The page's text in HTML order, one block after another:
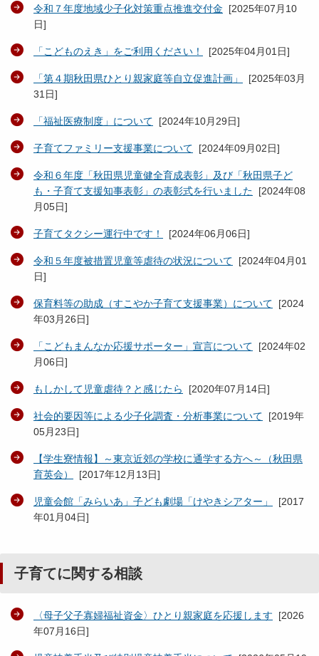
令和７年度地域少子化対策重点推進交付金 [2025年07月10
日]
「こどものえき」をご利用ください！ [2025年04月01日]
「第４期秋田県ひとり親家庭等自立促進計画」 [2025年03月
31日]
「福祉医療制度」について [2024年10月29日]
子育てファミリー支援事業について [2024年09月02日]
令和６年度「秋田県児童健全育成表彰」及び「秋田県子ど
も・子育て支援知事表彰」の表彰式を行いました [2024年08
月05日]
子育てタクシー運行中です！ [2024年06月06日]
令和５年度被措置児童等虐待の状況について [2024年04月01
日]
保育料等の助成（すこやか子育て支援事業）について [2024
年03月26日]
「こどもまんなか応援サポーター」宣言について [2024年02
月06日]
もしかして児童虐待？と感じたら [2020年07月14日]
社会的要因等による少子化調査・分析事業について [2019年
05月23日]
【学生寮情報】～東京近郊の学校に通学する方へ～（秋田県
育英会）
[2017年12月13日]
児童会館「みらいあ」子ども劇場「けやきシアター」 [2017
年01月04日]
子育てに関する相談
〈母子父子寡婦福祉資金〉ひとり親家庭を応援します [2026
年07月16日]